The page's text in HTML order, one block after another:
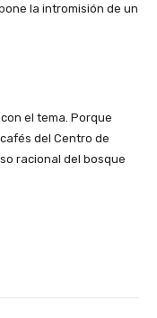
la intromisión de un
el tema. Porque
del Centro de
racional del bosque